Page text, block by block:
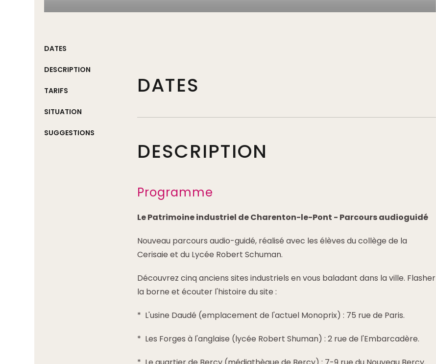
DATES
DESCRIPTION
TARIFS
SITUATION
SUGGESTIONS
DATES
DESCRIPTION
Programme
Le Patrimoine industriel de Charenton-le-Pont - Parcours audioguidé
Nouveau parcours audio-guidé, réalisé avec les élèves du collège de la
Cerisaie et du Lycée Robert Schuman.
Découvrez cinq anciens sites industriels en vous baladant dans la ville. Flasher
la borne et écouter l'histoire du site :
* L'usine Daudé (emplacement de l'actuel Monoprix) : 75 rue de Paris.
* Les Forges à l'anglaise (lycée Robert Shuman) : 2 rue de l'Embarcadère.